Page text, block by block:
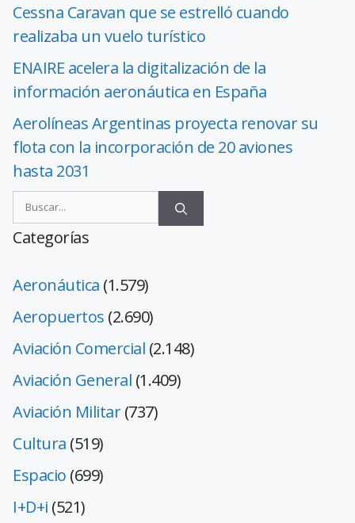
Cessna Caravan que se estrelló cuando
realizaba un vuelo turístico
ENAIRE acelera la digitalización de la
información aeronáutica en España
Aerolíneas Argentinas proyecta renovar su
flota con la incorporación de 20 aviones
hasta 2031
Categorías
Aeronáutica (1.579)
Aeropuertos (2.690)
Aviación Comercial (2.148)
Aviación General (1.409)
Aviación Militar(737)
Cultura (519)
Espacio (699)
I+D+i (521)